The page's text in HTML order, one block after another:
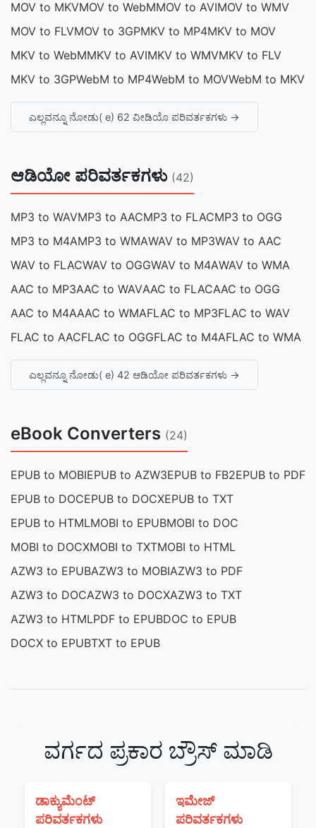
MOV to MKVMOV to WebMMOV to AVIMOV to WMV
MOV to FLVMOV to 3GPMKV to MP4MKV to MOV
MKV to WebMMKV to AVIMKV to WMVMKV to FLV
MKV to 3GPWebM to MP4WebM to MOVWebM to MKV
ಎಲ್ಲವನ್ನೂ ನೋಡು( e) 62 ವೀಡಿಯೊ ಪರಿವರ್ತಕಗಳು →
ಆಡಿಯೋ ಪರಿವರ್ತಕಗಳು (42)
MP3 to WAVMP3 to AACMP3 to FLACMP3 to OGG
MP3 to M4AMP3 to WMAWAV to MP3WAV to AAC
WAV to FLACWAV to OGGWAV to M4AWAV to WMA
AAC to MP3AAC to WAVAAC to FLACAAC to OGG
AAC to M4AAAC to WMAFLAC to MP3FLAC to WAV
FLAC to AACFLAC to OGGFLAC to M4AFLAC to WMA
ಎಲ್ಲವನ್ನೂ ನೋಡು( e) 42 ಆಡಿಯೋ ಪರಿವರ್ತಕಗಳು →
eBook Converters (24)
EPUB to MOBIEPUB to AZW3EPUB to FB2EPUB to PDF
EPUB to DOCEPUB to DOCXEPUB to TXT
EPUB to HTMLMOBI to EPUBMOBI to DOC
MOBI to DOCXMOBI to TXTMOBI to HTML
AZW3 to EPUBAZW3 to MOBIAZW3 to PDF
AZW3 to DOCAZW3 to DOCXAZW3 to TXT
AZW3 to HTMLPDF to EPUBDOC to EPUB
DOCX to EPUBTXT to EPUB
ವರ್ಗದ ಪ್ರಕಾರ ಬ್ರೌಸ್ ಮಾಡಿ
ಡಾಕ್ಯುಮೆಂಟ್
ಪರಿವರ್ತಕಗಳು
ಇಮೇಜ್
ಪರಿವರ್ತಕಗಳು